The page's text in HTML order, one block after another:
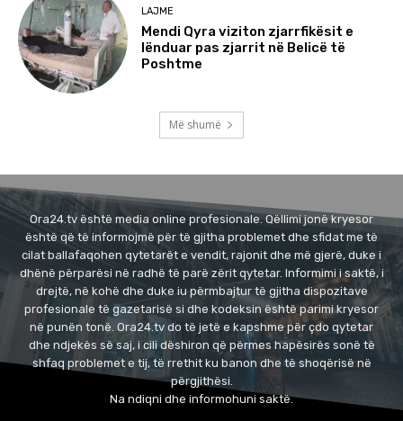
LAJME
Mendi Qyra viziton zjarrfikësit e
lënduar pas zjarrit në Belicë të
Poshtme
Më shumë
Ora24.tv është media online profesionale. Qëllimi jonë kryesor
është që të informojmë për të gjitha problemet dhe sfidat me të
cilat ballafaqohen qytetarët e vendit, rajonit dhe më gjerë, duke i
dhënë përparësi në radhë të parë zërit qytetar. Informimi i saktë, i
drejtë, në kohë dhe duke iu përmbajtur të gjitha dispozitave
profesionale të gazetarisë si dhe kodeksin është parimi kryesor
në punën tonë. Ora24.tv do të jetë e kapshme për çdo qytetar
dhe ndjekës së saj, i cili dëshiron që përmes hapësirës sonë të
shfaq problemet e tij, të rrethit ku banon dhe të shoqërisë në
përgjithësi.
Na ndiqni dhe informohuni saktë.